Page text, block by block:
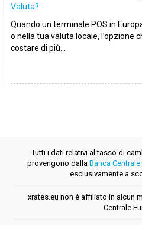
Valuta?
Quando un terminale POS in
o nella tua valuta locale, l’opzione
costare di più...
Tutti i dati relativi al tasso di
provengono dalla Banca Centrale
esclusivamente a
xrates.eu non è affiliato in alcun
Centrale